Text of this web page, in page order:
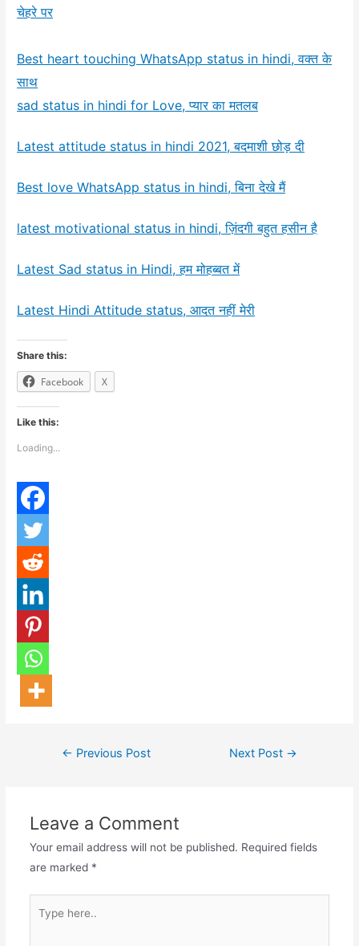
चेहरे पर
Best heart touching WhatsApp status in hindi, वक्त के
साथ
sad status in hindi for Love, प्यार का मतलब
Latest attitude status in hindi 2021, बदमाशी छोड़ दी
Best love WhatsApp status in hindi, बिना देखे मैं
latest motivational status in hindi, ज़िंदगी बहुत हसीन है
Latest Sad status in Hindi, हम मोहब्बत में
Latest Hindi Attitude status, आदत नहीं मेरी
Share this:
Facebook X
Like this:
Loading...
← Previous Post Next Post →
Leave a Comment
Your email address will not be published. Required fields
are marked *
here..